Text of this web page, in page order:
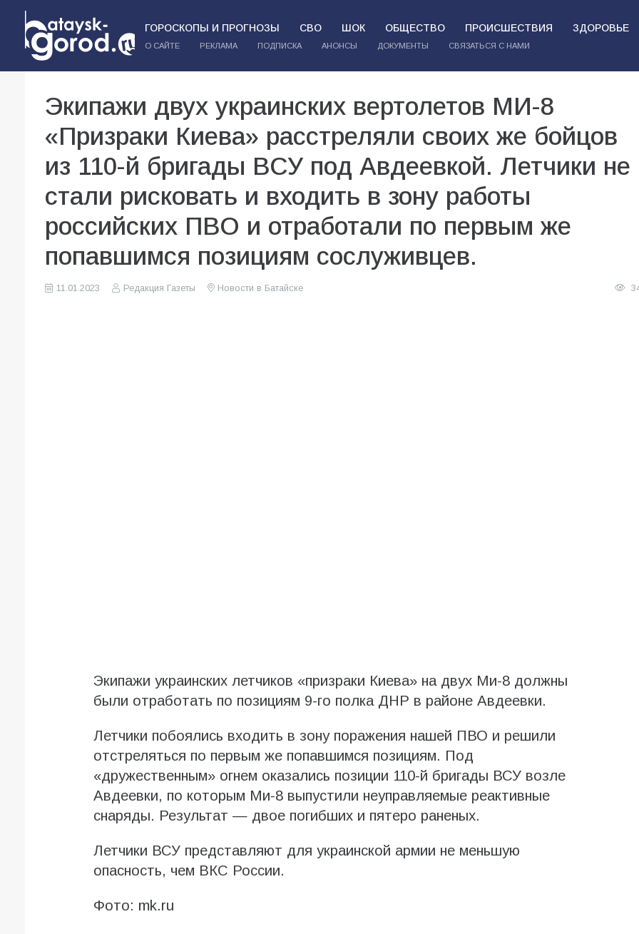
ГОРОСКОПЫ И ПРОГНОЗЫ СВО ШОК ОБЩЕСТВО ПРОИСШЕСТВИЯ ЗДОРОВЬЕ
О САЙТЕ РЕКЛАМА ПОДПИСКА АНОНСЫ ДОКУМЕНТЫ СВЯЗАТЬСЯ С НАМИ
Экипажи двух украинских вертолетов МИ-8
«Призраки Киева» расстреляли своих же бойцов
из 110-й бригады ВСУ под Авдеевкой. Летчики не
стали рисковать и входить в зону работы
российских ПВО и отработали по первым же
попавшимся позициям сослуживцев.
11.01.2023 Редакция Газеты Новости в Батайске
Экипажи украинских летчиков «призраки Киева» на двух Ми-8 должны
были отработать по позициям 9-го полка ДНР в районе Авдеевки.
Летчики побоялись входить в зону поражения нашей ПВО и решили
отстреляться по первым же попавшимся позициям. Под
«дружественным» огнем оказались позиции 110-й бригады ВСУ возле
Авдеевки, по которым Ми-8 выпустили неуправляемые реактивные
снаряды. Результат — двое погибших и пятеро раненых.
Летчики ВСУ представляют для украинской армии не меньшую
опасность, чем ВКС России.
Фото: mk.ru